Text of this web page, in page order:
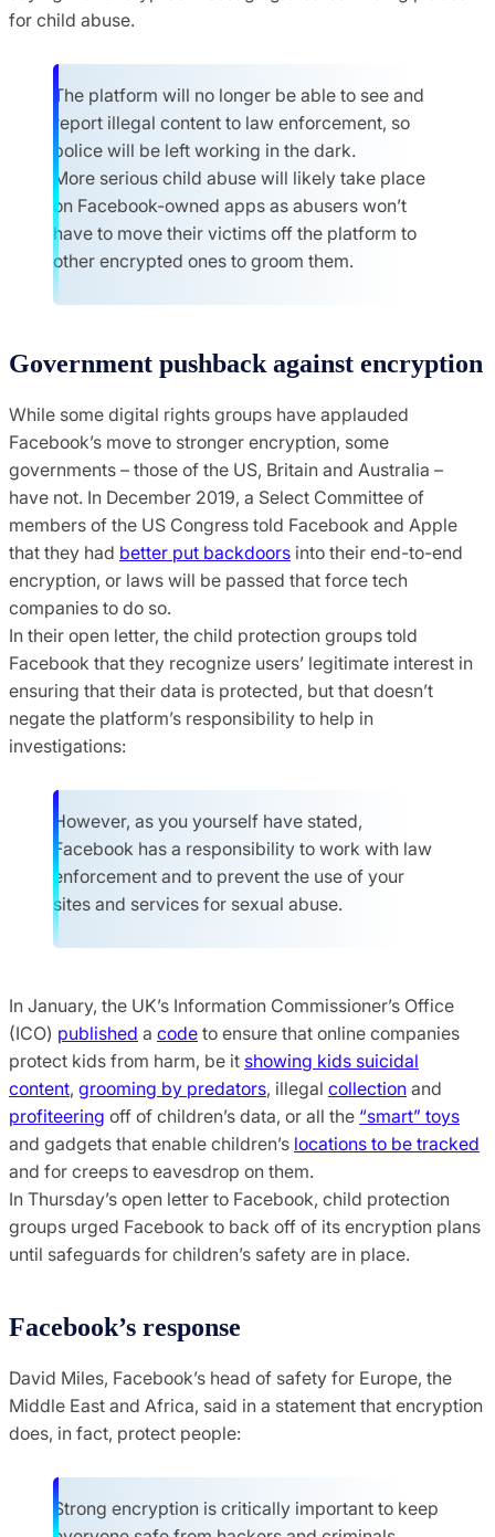
for child abuse.
The platform will no longer be able to see and
report illegal content to law enforcement, so
police will be left working in the dark.
More serious child abuse will likely take place
on Facebook-owned apps as abusers won’t
have to move their victims off the platform to
other encrypted ones to groom them.
Government pushback against encryption
While some digital rights groups have applauded
Facebook’s move to stronger encryption, some
governments – those of the US, Britain and Australia –
have not. In December 2019, a Select Committee of
members of the US Congress told Facebook and Apple
that they had better put backdoors into their end-to-end
encryption, or laws will be passed that force tech
companies to do so.
In their open letter, the child protection groups told
Facebook that they recognize users’ legitimate interest in
ensuring that their data is protected, but that doesn’t
negate the platform’s responsibility to help in
investigations:
However, as you yourself have stated,
Facebook has a responsibility to work with law
enforcement and to prevent the use of your
sites and services for sexual abuse.
In January, the UK’s Information Commissioner’s Office
(ICO) published a code to ensure that online companies
protect kids from harm, be it showing kids suicidal
content, grooming by predators, illegal collection and
profiteering off of children’s data, or all the “smart” toys
and gadgets that enable children’s locations to be tracked
and for creeps to eavesdrop on them.
In Thursday’s open letter to Facebook, child protection
groups urged Facebook to back off of its encryption plans
until safeguards for children’s safety are in place.
Facebook’s response
David Miles, Facebook’s head of safety for Europe, the
Middle East and Africa, said in a statement that encryption
does, in fact, protect people:
Strong encryption is critically important to keep